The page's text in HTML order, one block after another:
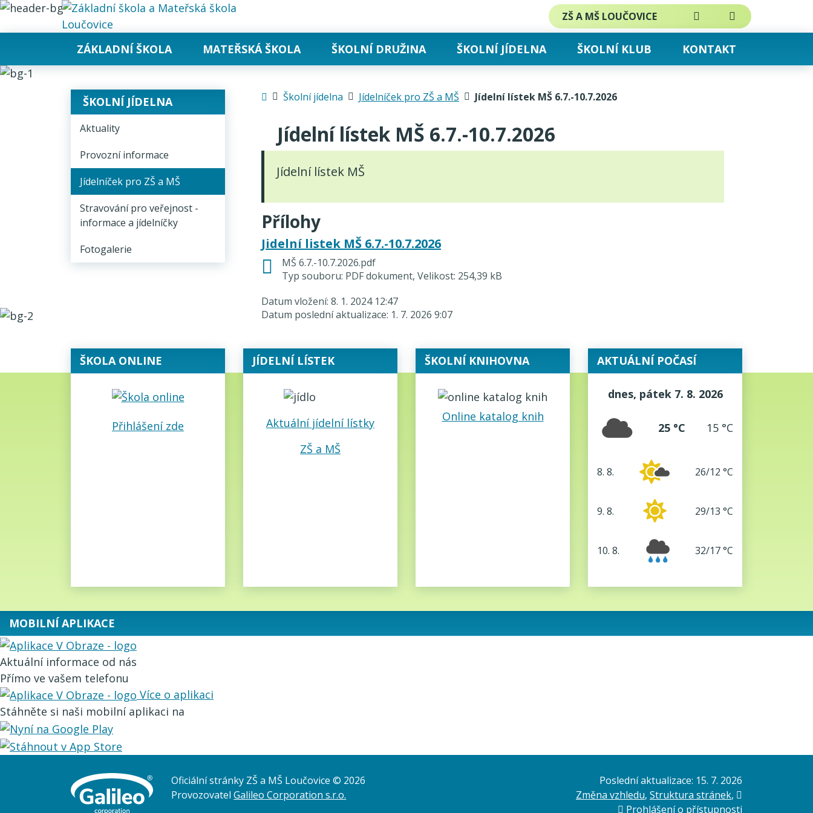
Rovnou na obsah
Rovnou na menu
ZŠ A MŠ LOUČOVICE Mapa webuHledat
ZÁKLADNÍ ŠKOLA MATEŘSKÁ ŠKOLA ŠKOLNÍ DRUŽINA ŠKOLNÍ JÍDELNA ŠKOLNÍ KLUB KONTAKT
Úvodní stránka
Školní jídelna Jídelníček pro ZŠ a MŠ Jídelní lístek MŠ 6.7.-10.7.2026
Jídelní lístek MŠ 6.7.-10.7.2026
Jídelní lístek MŠ
Přílohy
Jidelní listek MŠ 6.7.-10.7.2026
MŠ 6.7.-10.7.2026.pdf
Typ souboru: PDF dokument, Velikost: 254,39 kB
Datum vložení: 8. 1. 2024 12:47
Datum poslední aktualizace: 1. 7. 2026 9:07
ŠKOLNÍ JÍDELNA
Aktuality
Provozní informace
Jídelníček pro ZŠ a MŠ
Stravování pro veřejnost -
informace a jídelníčky
Fotogalerie
ŠKOLA ONLINE
Přihlášení zde
JÍDELNÍ LÍSTEK
Aktuální jídelní lístky
ZŠ a MŠ
ŠKOLNÍ KNIHOVNA
Online katalog knih
AKTUÁLNÍ POČASÍ
dnes, pátek 7. 8. 2026
25 °C 15 °C
sobota
8. 8. 26/12 °C
neděle
9. 8. 29/13 °C
pondělí
10. 8. 32/17 °C
MOBILNÍ APLIKACE
Aktuální informace od nás
Přímo ve vašem telefonu
Více o aplikaci
Stáhněte si naši mobilní aplikaci na
Oficiální stránky ZŠ a MŠ Loučovice © 2026
ProvozovatelGalileo Corporation s.r.o.
Poslední aktualizace: 15. 7. 2026
Změna vzhledu, Struktura stránek,
Prohlášení o přístupnosti